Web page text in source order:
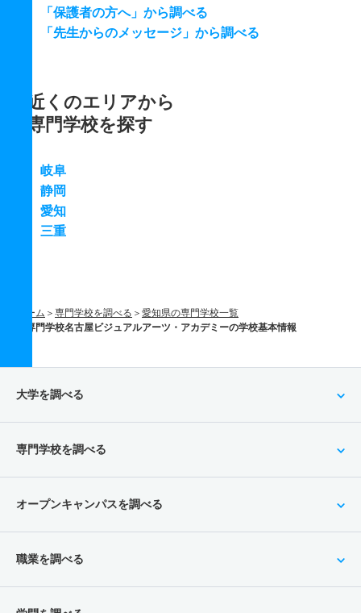
「保護者の方へ」から調べる
「先生からのメッセージ」から調べる
近くのエリアから
専門学校を探す
岐阜
静岡
愛知
三重
ホーム 専門学校を調べる
愛知県の専門学校一覧
専門学校名古屋ビジュアルアーツ・アカデミーの学校基本情報
大学を調べる
専門学校を調べる
オープンキャンパスを調べる
職業を調べる